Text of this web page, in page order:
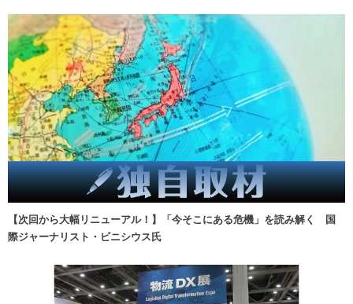
【次回から大幅リニューアル！】「今そこにある危機」を読み解く 国
際ジャーナリスト・ビニシウス氏